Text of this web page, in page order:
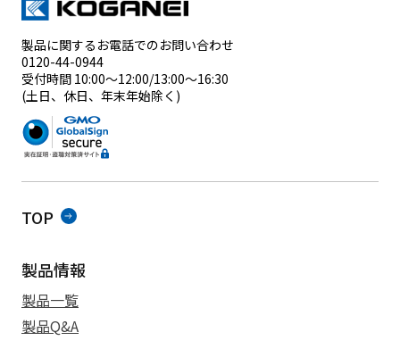
製品に関するお電話でのお問い合わせ
0120-44-0944
受付時間 10:00～12:00/13:00～16:30
(土日、休日、年末年始除く)
TOP
製品情報
製品一覧
製品Q&A